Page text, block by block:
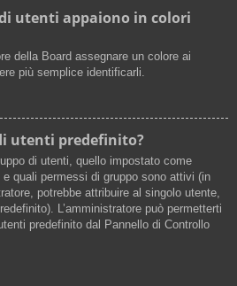
utenti appaiono in colori
della Board assegnare un colore ai
più semplice identificarli.
utenti predefinito?
di utenti, quello impostato come
quali permessi di gruppo sono attivi (in
potrebbe attribuire al singolo utente,
L’amministratore può permetterti
predefinito dal Pannello di Controllo